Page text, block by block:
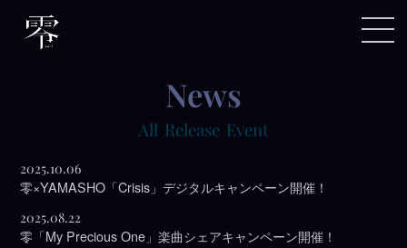
news
All Release Event
2025.10.06
零×YAMASHO「Crisis」デジタルキャンペーン開催！
2025.08.22
零「My Precious One」楽曲シェアキャンペーン開催！